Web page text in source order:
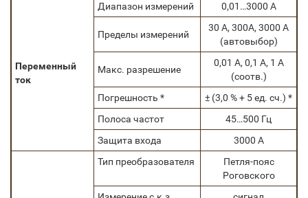
Переменный
ток
Диапазон измерений 0,01…3000 А
Пределы измерений
30 А, 300А, 3000 А
(автовыбор)
Макс. разрешение
0,01 А, 0,1 А, 1 А
(соотв.)
Погрешность *
± (3,0 % + 5 ед. сч.) *
Полоса частот
45…500 Гц
Защита входа
3000 А
Тип преобразователя
Петля-пояс
Роговского